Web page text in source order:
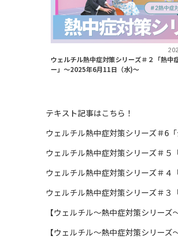
ウェルチル熱中症対策シリーズ＃２「熱中
ー」～2025年6月11日（水)～
テキスト記事はこちら！
ウェルチル熱中症対策シリーズ＃6
ウェルチル熱中症対策シリーズ＃
ウェルチル熱中症対策シリーズ＃
ウェルチル熱中症対策シリーズ＃
【ウェルチル〜熱中症対策シリー
【ウェルチル〜熱中症対策シリーズ